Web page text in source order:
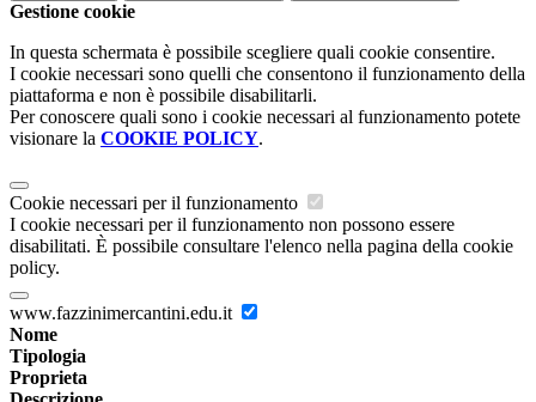
Gestione cookie
In questa schermata è possibile scegliere quali cookie consentire.
I cookie necessari sono quelli che consentono il funzionamento della
piattaforma e non è possibile disabilitarli.
Per conoscere quali sono i cookie necessari al funzionamento potete
visionare la COOKIE POLICY.
Cookie necessari per il funzionamento
I cookie necessari per il funzionamento non possono essere
disabilitati. È possibile consultare l'elenco nella pagina della cookie
policy.
www.fazzinimercantini.edu.it
Nome
Tipologia
Proprieta